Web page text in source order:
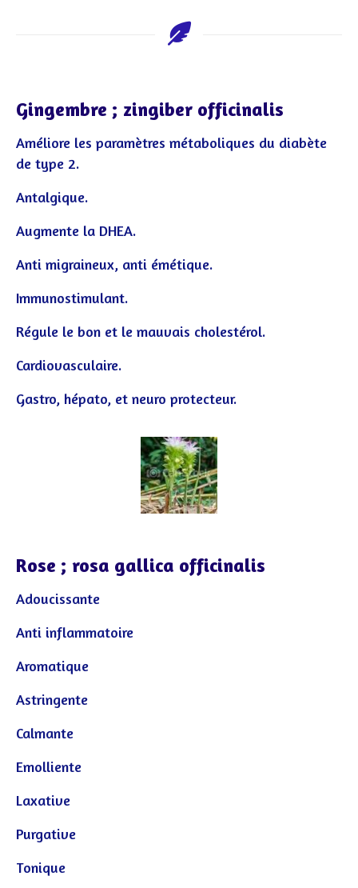
Gingembre ; zingiber officinalis
Améliore les paramètres métaboliques du diabète
de type 2.
Antalgique.
Augmente la DHEA.
Anti migraineux, anti émétique.
Immunostimulant.
Régule le bon et le mauvais cholestérol.
Cardiovasculaire.
Gastro, hépato, et neuro protecteur.
Rose ; rosa gallica officinalis
Adoucissante
Anti inflammatoire
Aromatique
Astringente
Calmante
Emolliente
Laxative
Purgative
Tonique